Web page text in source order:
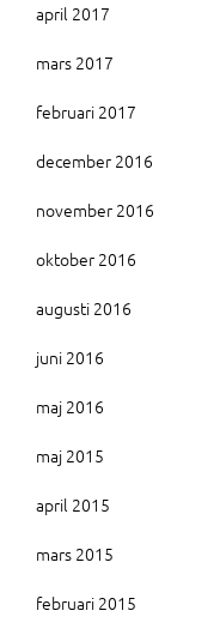
april 2017
mars 2017
februari 2017
december 2016
november 2016
oktober 2016
augusti 2016
juni 2016
maj 2016
maj 2015
april 2015
mars 2015
februari 2015